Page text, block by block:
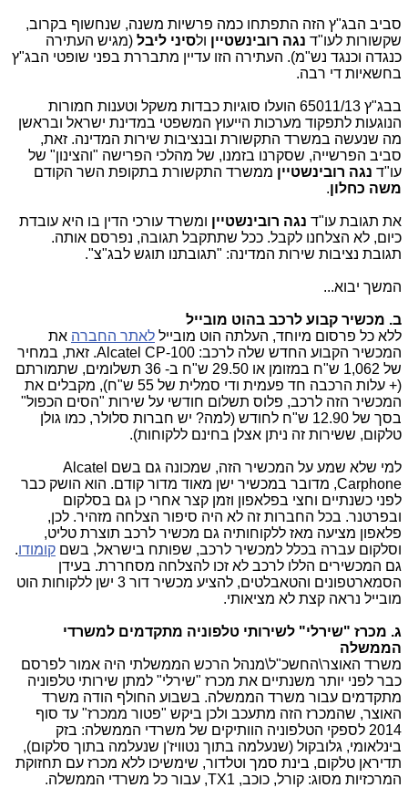
סביב הבג"ץ הזה התפתחו כמה פרשיות משנה, שנחשוף בקרוב,
שקשורות לעו"ד נגה רובינשטיין ולסיני ליבל (מגיש העתירה
כנגדה וכנגד נש"מ). העתירה הזו עדיין מתבררת בפני שופטי הבג"ץ
בחשאיות די רבה.
בבג"ץ 65011/13 הועלו סוגיות כבדות משקל וטענות חמורות
הנוגעות לתפקוד מערכות הייעוץ המשפטי במדינת ישראל ובראשן
מה שנעשה במשרד התקשורת ובנציבות שירות המדינה. זאת,
סביב הפרשייה, שסקרנו בזמנו, של מהלכי הפרישה "והצינון" של
עו"ד נגה רובינשטיין ממשרד התקשורת בתקופת השר הקודם
משה כחלון.
את תגובת עו"ד נגה רובינשטיין ומשרד עורכי הדין בו היא עובדת
כיום, לא הצלחנו לקבל. ככל שתתקבל תגובה, נפרסם אותה.
תגובת נציבות שירות המדינה: "תגובתנו תוגש לבג"צ".
המשך יבוא...
ב. מכשיר קבוע לרכב בהוט מובייל
ללא כל פרסום מיוחד, העלתה הוט מובייל לאתר החברה את
המכשיר הקבוע החדש שלה לרכב: Alcatel CP-100. זאת, במחיר
של 1,062 ש"ח במזומן או 29.50 ש"ח ב- 36 תשלומים, שתמורתם
(+ עלות הרכבה חד פעמית ודי סמלית של 55 ש"ח), מקבלים את
המכשיר הזה לרכב, פלוס תשלום חודשי על שירות "הסים הכפול"
בסך של 12.90 ש"ח לחודש (למה? יש חברות סלולר, כמו גולן
טלקום, ששירות זה ניתן אצלן בחינם ללקוחות).
למי שלא שמע על המכשיר הזה, שמכונה גם בשם Alcatel
Carphone, מדובר במכשיר ישן מאוד מדור קודם. הוא הושק כבר
לפני כשנתיים וחצי בפלאפון וזמן קצר אחרי כן גם בסלקום
ובפרטנר. בכל החברות זה לא היה סיפור הצלחה מזהיר. לכן,
פלאפון מציעה מאז ללקוחותיה גם מכשיר לרכב תוצרת טליט,
וסלקום עברה בכלל למכשיר לרכב, שפותח בישראל, בשם קומודו.
גם המכשירים הללו לרכב לא זכו להצלחה מסחררת. בעידן
הסמארטפונים והטאבלטים, להציע מכשיר דור 3 ישן ללקוחות הוט
מובייל נראה קצת לא מציאותי.
ג. מכרז "שירלי" לשירותי טלפוניה מתקדמים למשרדי
הממשלה
משרד האוצר\החשכ"ל\מנהל הרכש הממשלתי היה אמור לפרסם
כבר לפני יותר משנתיים את מכרז "שירלי" למתן שירותי טלפוניה
מתקדמים עבור משרד הממשלה. בשבוע החולף הודה משרד
האוצר, שהמכרז הזה מתעכב ולכן ביקש "פטור ממכרז" עד סוף
2014 לספקי הטלפוניה הוותיקים של משרדי הממשלה: בזק
בינלאומי, גלובקול (שנעלמה בתוך נטוויז'ן שנעלמה בתוך סלקום),
תדיראן טלקום, בינת סמך וטלדור, שימשיכו ללא מכרז עם תחזוקת
המרכזיות מסוג: קורל, כוכב, TX1, עבור כל משרדי הממשלה.